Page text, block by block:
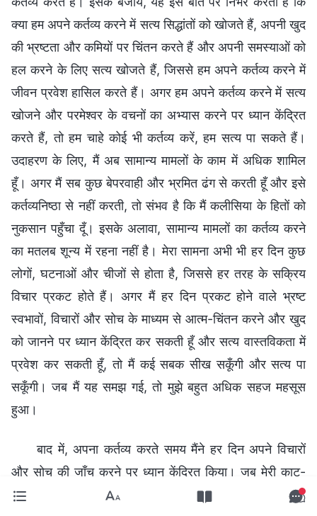
क्या हम अपने कर्तव्य करने में सत्य सिद्धांतों को खोजते हैं, अपनी खुद
की भ्रष्टता और कमियों पर चिंतन करते हैं और अपनी समस्याओं को
हल करने के लिए सत्य खोजते हैं, जिससे हम अपने कर्तव्य करने में
जीवन प्रवेश हासिल करते हैं। अगर हम अपने कर्तव्य करने में सत्य
खोजने और परमेश्वर के वचनों का अभ्यास करने पर ध्यान केंद्रित
करते हैं, तो हम चाहे कोई भी कर्तव्य करें, हम सत्य पा सकते हैं।
उदाहरण के लिए, मैं अब सामान्य मामलों के काम में अधिक शामिल
हूँ। अगर मैं सब कुछ बेपरवाही और भ्रमित ढंग से करती हूँ और इसे
कर्तव्यनिष्ठा से नहीं करती, तो संभव है कि मैं कलीसिया के हितों को
नुकसान पहुँचा दूँ। इसके अलावा, सामान्य मामलों का कर्तव्य करने
का मतलब शून्य में रहना नहीं है। मेरा सामना अभी भी हर दिन कुछ
लोगों, घटनाओं और चीजों से होता है, जिससे हर तरह के सक्रिय
विचार प्रकट होते हैं। अगर मैं हर दिन प्रकट होने वाले भ्रष्ट
स्वभावों, विचारों और सोच के माध्यम से आत्म-चिंतन करने और खुद
को जानने पर ध्यान केंद्रित कर सकती हूँ और सत्य वास्तविकता में
प्रवेश कर सकती हूँ, तो मैं कई सबक सीख सकूँगी और सत्य पा
सकूँगी। जब मैं यह समझ गई, तो मुझे बहुत अधिक सहज महसूस
हुआ।
बाद में, अपना कर्तव्य करते समय मैंने हर दिन अपने विचारों
और सोच की जाँच करने पर ध्यान केंद्रित किया। जब मेरी काट-
छाँट की गई, मैंने सक्रिय रूप से सत्य भी खोजा और भाई-बहनों की